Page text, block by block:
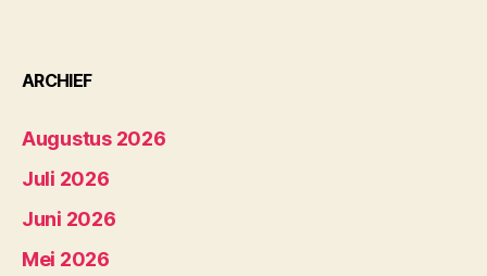
ARCHIEF
Augustus 2026
Juli 2026
Juni 2026
Mei 2026